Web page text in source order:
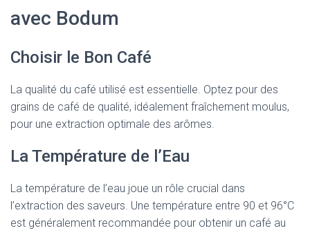
avec Bodum
Choisir le Bon Café
La qualité du café utilisé est essentielle. Optez pour des
grains de café de qualité, idéalement fraîchement moulus,
pour une extraction optimale des arômes.
La Température de l’Eau
La température de l’eau joue un rôle crucial dans
l’extraction des saveurs. Une température entre 90 et 96°C
est généralement recommandée pour obtenir un café au